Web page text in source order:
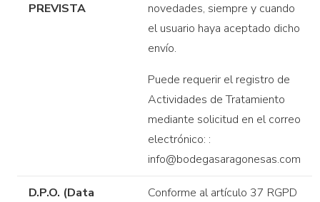
PREVISTA
novedades, siempre y cuando
el usuario haya aceptado dicho
envío.
Puede requerir el registro de
Actividades de Tratamiento
mediante solicitud en el correo
electrónico: :
info@bodegasaragonesas.com
D.P.O. (Data
Conforme al artículo 37 RGPD